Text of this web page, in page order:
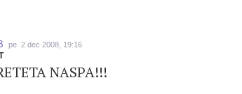
pe 2 dec 2008, 19:16
NASPA!!!